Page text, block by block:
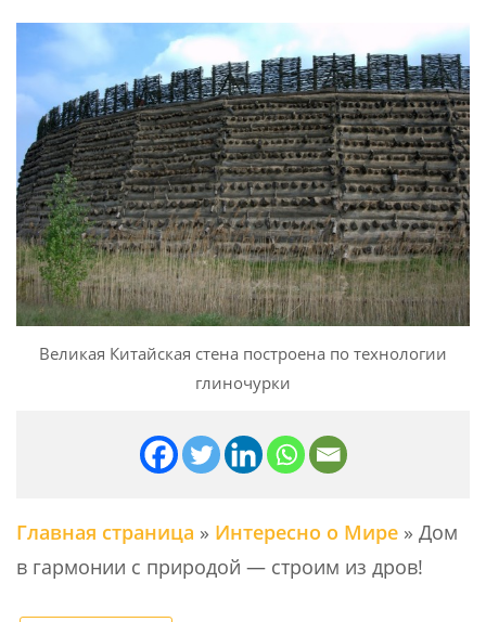
Великая Китайская стена построена по технологии
глиночурки
Главная страница » Интересно о Мире » Дом
в гармонии с природой — строим из дров!